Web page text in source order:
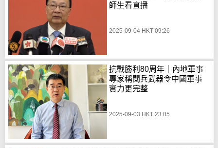
師生看直播
2025-09-04 HKT 09:26
抗戰勝利80周年｜內地軍事
專家稱閱兵武器令中國軍事
實力更完整
2025-09-03 HKT 23:05